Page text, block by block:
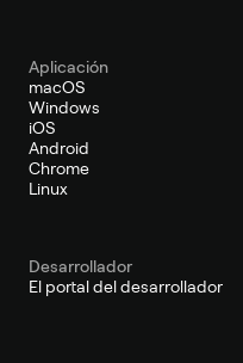
Aplicación
macOS
Windows
iOS
Android
Chrome
Linux
Desarrollador
El portal del desarrollador